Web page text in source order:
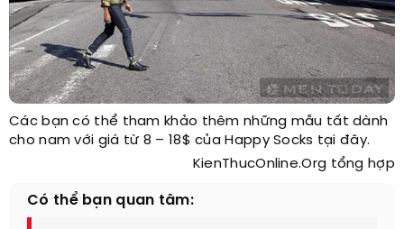
Các bạn có thể tham khảo thêm những mẫu tất dành
cho nam với giá từ 8 – 18$ của Happy Socks tại đây.
KienThucOnline.Org tổng hợp
Có thể bạn quan tâm: